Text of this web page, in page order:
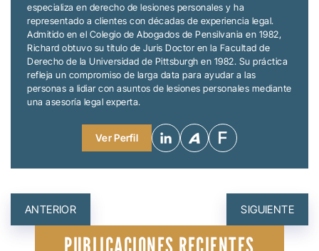
especializa en derecho de lesiones personales y ha
representado a clientes con décadas de experiencia legal.
Admitido en el Colegio de Abogados de Pensilvania en 1982,
Richard obtuvo su título de Juris Doctor en la Facultad de
Derecho de la Universidad de Pittsburgh en 1982. Su práctica
refleja un compromiso de larga data para ayudar a las
personas a lidiar con asuntos de lesiones personales mediante
una asesoría legal experta.
Ver Perfil
NAVEGACIÓN
DE
ANTERIOR SIGUIENTE
PUBLICACIONES RECIENTES